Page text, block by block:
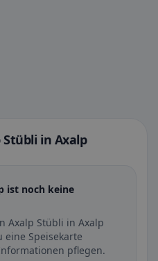
in Axalp
ist noch keine
Axalp Stübli in Axalp
Speisekarte
pflegen.